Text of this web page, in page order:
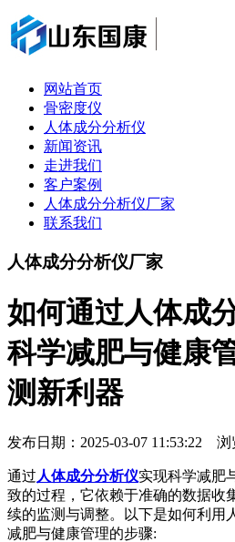
网站首页
骨密度仪
人体成分分析仪
新闻资讯
走进我们
客户案例
人体成分分析仪厂家
联系我们
人体成分分析仪厂家
如何通过人体成
科学减肥与健康
测新利器
发布日期：2025-03-07 11:53:22 浏
通过 人体成分分析仪实现科学减肥
致的过程，它依赖于准确的数据收
续的监测与调整。以下是如何利用
减肥与健康管理的步骤: